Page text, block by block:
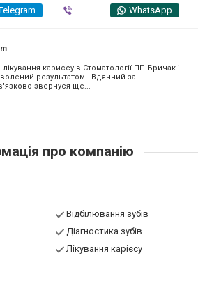
WhatsApp
кариєсу в Стоматології ПП Бричак і
результатом. Вдячний за
звернуся ще...
про компанію
Відбілювання зубів
Діагностика зубів
Лікування карієсу